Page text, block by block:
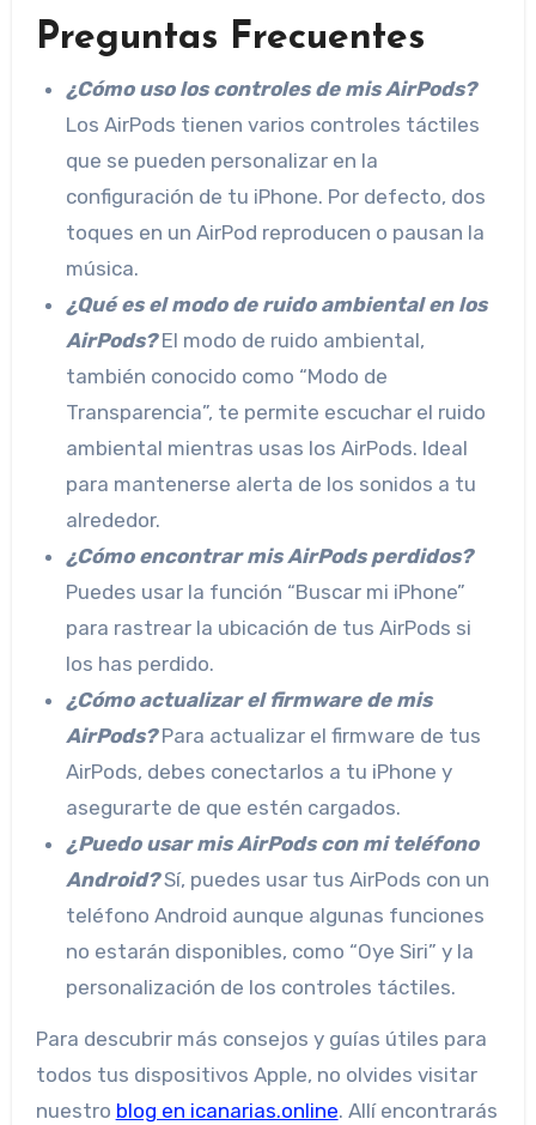
Preguntas Frecuentes
¿Cómo uso los controles de mis AirPods?
Los AirPods tienen varios controles táctiles
que se pueden personalizar en la
configuración de tu iPhone. Por defecto, dos
toques en un AirPod reproducen o pausan la
música.
¿Qué es el modo de ruido ambiental en los
AirPods?El modo de ruido ambiental,
también conocido como “Modo de
Transparencia”, te permite escuchar el ruido
ambiental mientras usas los AirPods. Ideal
para mantenerse alerta de los sonidos a tu
alrededor.
¿Cómo encontrar mis AirPods perdidos?
Puedes usar la función “Buscar mi iPhone”
para rastrear la ubicación de tus AirPods si
los has perdido.
¿Cómo actualizar el firmware de mis
AirPods?Para actualizar el firmware de tus
AirPods, debes conectarlos a tu iPhone y
asegurarte de que estén cargados.
¿Puedo usar mis AirPods con mi teléfono
Android?Sí, puedes usar tus AirPods con un
teléfono Android aunque algunas funciones
no estarán disponibles, como “Oye Siri” y la
personalización de los controles táctiles.
Para descubrir más consejos y guías útiles para
todos tus dispositivos Apple, no olvides visitar
nuestro blog en icanarias.online. Allí encontrarás